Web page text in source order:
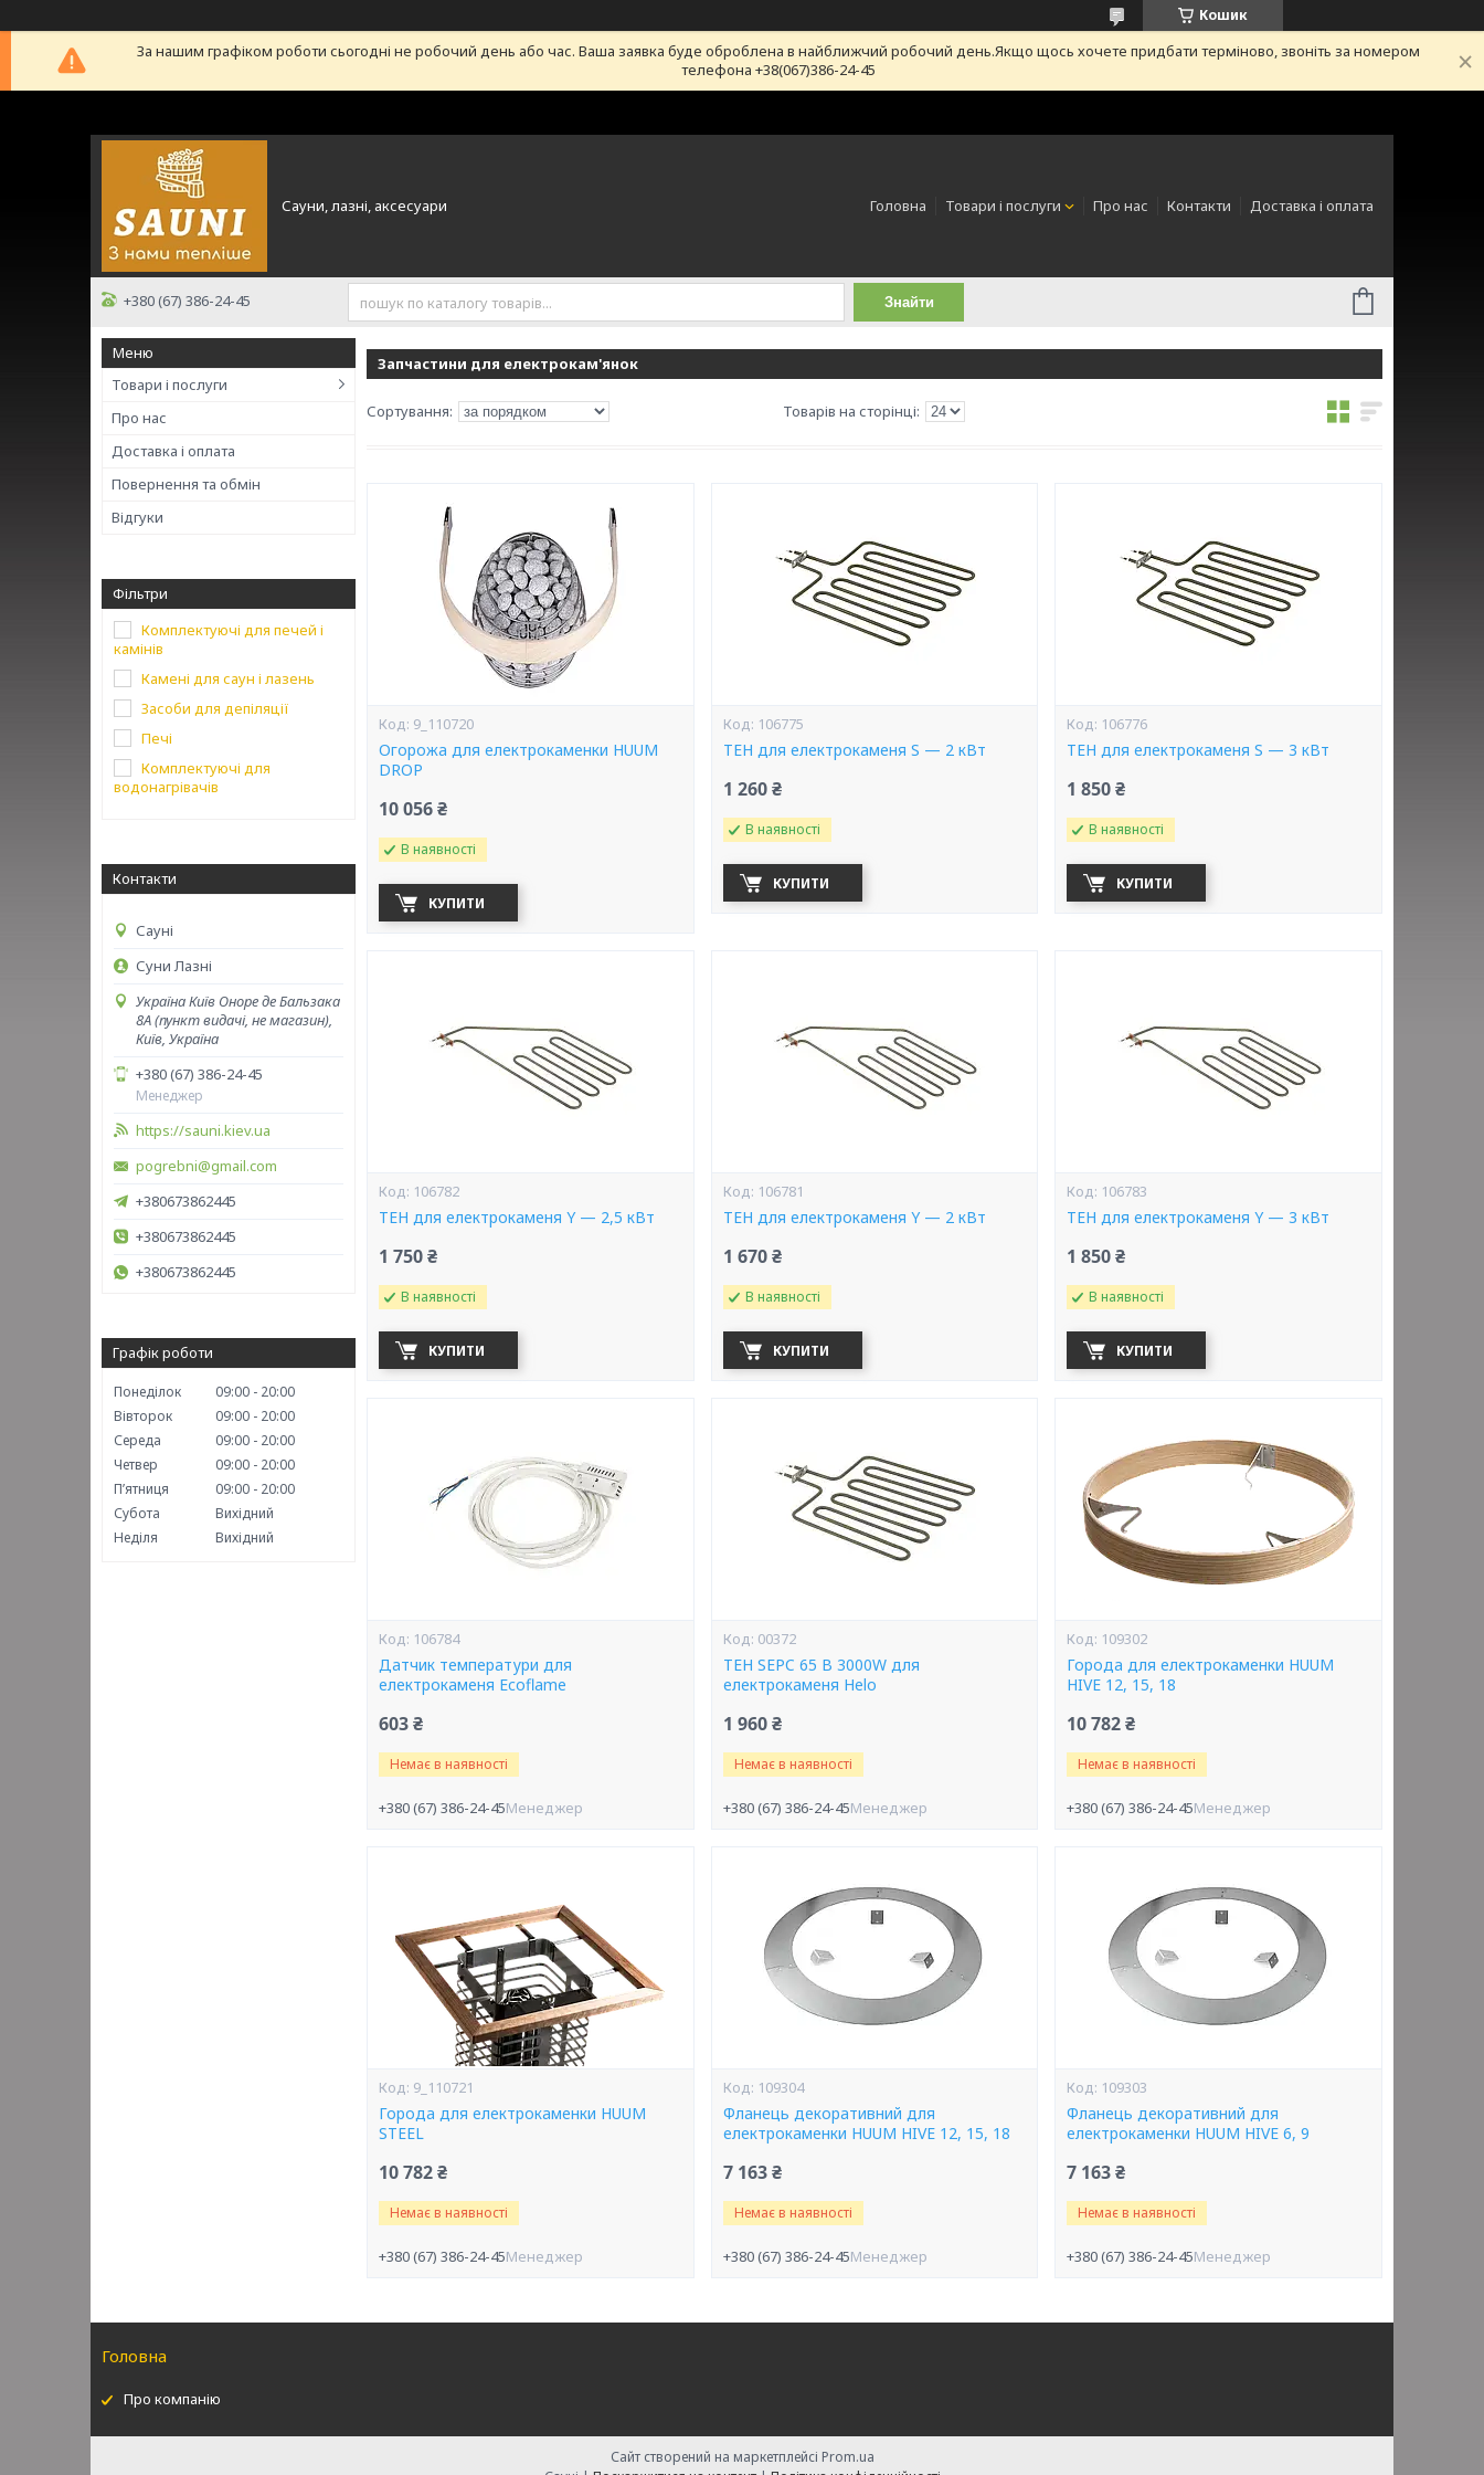
Кошик
За нашим графіком роботи сьогодні не робочий день або час. Ваша заявка буде оброблена в найближчий робочий день.Якщо щось хочете придбати терміново, звоніть за номером
телефона +38(067)386-24-45
Сауни, лазні, аксесуари Головна Товари і послуги Про нас Контакти Доставка і оплата
+380 (67) 386-24-45 Знайти
Товари і послуги
Про нас
Доставка і оплата
Повернення та обмін
Відгуки
Фільтри
Комплектуючі для печей і
камінів
Камені для саун і лазень
Засоби для депіляції
Печі
Комплектуючі для
водонагрівачів
Контакти
Сауні
Суни Лазні
Україна Київ Оноре де Бальзака
8А (пункт видачі, не магазин),
Київ, Україна
+380 (67) 386-24-45
Менеджер
https://sauni.kiev.ua
pogrebni@gmail.com
+380673862445
+380673862445
+380673862445
Графік роботи
Понеділок 09:00
20:00
Вівторок
09:00
20:00
Середа
09:00
20:00
Четвер
09:00
20:00
Пʼятниця
09:00
20:00
Субота
Вихідний
Неділя
Вихідний
Запчастини для електрокам'янок
9_110720
Огорожа для електрокаменки HUUM
DROP
10 056 ₴
В наявності
КУПИТИ
106775
ТЕН для електрокаменя S — 2 кВт
1 260 ₴
В наявності
КУПИТИ
106776
ТЕН для електрокаменя S — 3 кВт
1 850 ₴
В наявності
КУПИТИ
106782
ТЕН для електрокаменя Y — 2,5 кВт
1 750 ₴
В наявності
КУПИТИ
106781
ТЕН для електрокаменя Y — 2 кВт
1 670 ₴
В наявності
КУПИТИ
106783
ТЕН для електрокаменя Y — 3 кВт
1 850 ₴
В наявності
КУПИТИ
106784
Датчик температури для
електрокаменя Ecoflame
603 ₴
Немає в наявності
+380 (67) 386-24-45Менеджер
00372
ТЕН SEPC 65 B 3000W для
електрокаменя Helo
1 960 ₴
Немає в наявності
+380 (67) 386-24-45Менеджер
109302
Города для електрокаменки HUUM
HIVE 12, 15, 18
10 782 ₴
Немає в наявності
+380 (67) 386-24-45Менеджер
9_110721
Города для електрокаменки HUUM
STEEL
10 782 ₴
Немає в наявності
+380 (67) 386-24-45Менеджер
109304
Фланець декоративний для
електрокаменки HUUM HIVE 12, 15, 18
7 163 ₴
Немає в наявності
+380 (67) 386-24-45Менеджер
109303
Фланець декоративний для
електрокаменки HUUM HIVE 6, 9
7 163 ₴
Немає в наявності
+380 (67) 386-24-45Менеджер
Головна
Про компанію
Сайт створений на маркетплейсі Prom.ua